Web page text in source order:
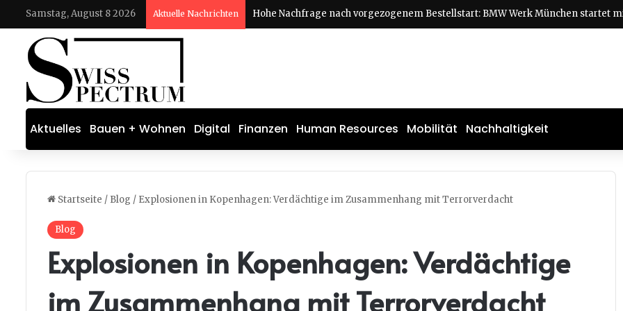
Samstag, August 8 2026 Aktuelle Nachrichten
Aktuelles Bauen + Wohnen Digital Finanzen Human Resources Mobilität Nachhaltigkeit
Startseite / Blog / Explosionen in Kopenhagen: Verdächtige im Zusammenhang mit Terrorverdacht
Blog
Explosionen in Kopenhagen: Verdächtige
im Zusammenhang mit Terrorverdacht